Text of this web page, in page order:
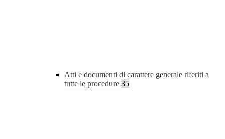
Atti e documenti di carattere generale riferiti a
tutte le procedure 35